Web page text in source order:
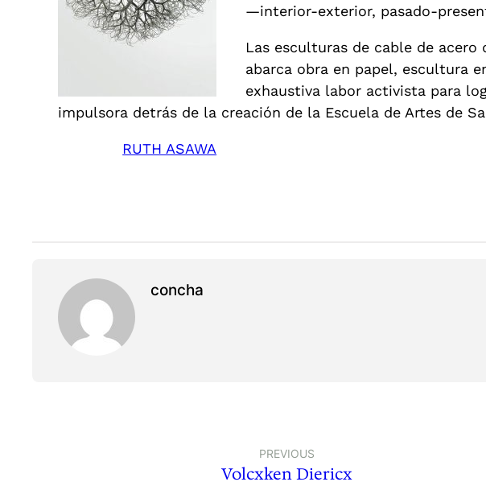
—interior-exterior, pasado-
Las esculturas de cable de
abarca obra en papel, escultura
exhaustiva labor activista para
impulsora detrás de la creación de la Escuela de Artes de
RUTH ASAWA
concha
PREVIOUS
Volcxken Diericx